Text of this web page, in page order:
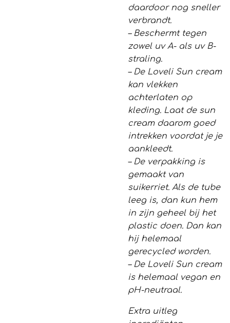
daardoor nog sneller
verbrandt.
– Beschermt tegen
zowel uv A- als uv B-
straling.
– De Loveli Sun cream
kan vlekken
achterlaten op
kleding. Laat de sun
cream daarom goed
intrekken voordat je je
aankleedt.
– De verpakking is
gemaakt van
suikerriet. Als de tube
leeg is, dan kun hem
in zijn geheel bij het
plastic doen. Dan kan
hij helemaal
gerecycled worden.
– De Loveli Sun cream
is helemaal vegan en
pH-neutraal.
Extra uitleg